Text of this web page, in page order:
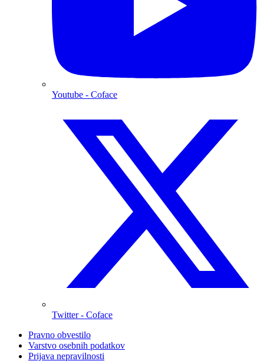
Youtube - Coface
Twitter- Coface
Pravno obvestilo
Varstvo osebnih podatkov
Prijava nepravilnosti